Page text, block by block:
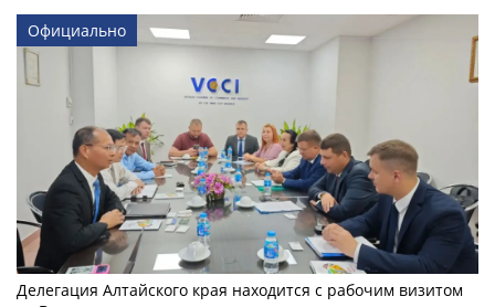
Официально
Делегация Алтайского края находится с рабочим визитом